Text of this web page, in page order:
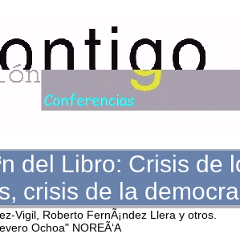
del Libro: Crisis de
crisis de la
Vigil, Roberto FernÃ¡ndez Llera y otros.
Ochoa" NOREÃ‘A